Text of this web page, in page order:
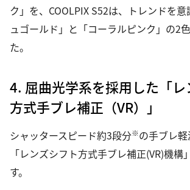
ク」を、COOLPIX S52は、トレンドを
ュゴールド」と「コーラルピンク」の2
た。
4. 屈曲光学系を採用した「レ
方式手ブレ補正（VR）」
シャッタースピード約3段分※の手ブレ
「レンズシフト方式手ブレ補正(VR)機構
す。